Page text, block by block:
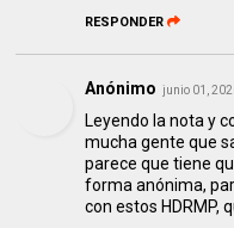
RESPONDER
Anónimo junio 01,
Leyendo la nota y
mucha gente que
parece que tiene
forma anónima,
con estos HDRMP,